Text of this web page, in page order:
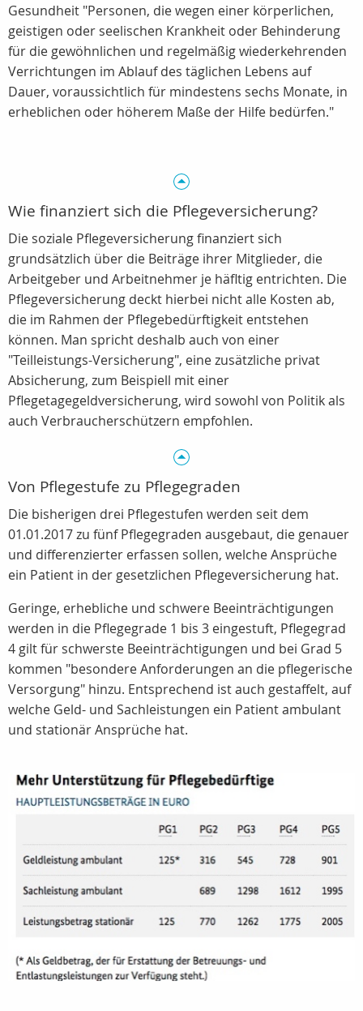
Gesundheit "Personen, die wegen einer körperlichen,
geistigen oder seelischen Krankheit oder Behinderung
für die gewöhnlichen und regelmäßig wiederkehrenden
Verrichtungen im Ablauf des täglichen Lebens auf
Dauer, voraussichtlich für mindestens sechs Monate, in
erheblichen oder höherem Maße der Hilfe bedürfen."
Wie finanziert sich die Pflegeversicherung?
Die soziale Pflegeversicherung finanziert sich
grundsätzlich über die Beiträge ihrer Mitglieder, die
Arbeitgeber und Arbeitnehmer je häfltig entrichten. Die
Pflegeversicherung deckt hierbei nicht alle Kosten ab,
die im Rahmen der Pflegebedürftigkeit entstehen
können. Man spricht deshalb auch von einer
"Teilleistungs-Versicherung", eine zusätzliche privat
Absicherung, zum Beispiell mit einer
Pflegetagegeldversicherung, wird sowohl von Politik als
auch Verbraucherschützern empfohlen.
Von Pflegestufe zu Pflegegraden
Die bisherigen drei Pflegestufen werden seit dem
01.01.2017 zu fünf Pflegegraden ausgebaut, die genauer
und differenzierter erfassen sollen, welche Ansprüche
ein Patient in der gesetzlichen Pflegeversicherung hat.
Geringe, erhebliche und schwere Beeinträchtigungen
werden in die Pflegegrade 1 bis 3 eingestuft, Pflegegrad
4 gilt für schwerste Beeinträchtigungen und bei Grad 5
kommen "besondere Anforderungen an die pflegerische
Versorgung" hinzu. Entsprechend ist auch gestaffelt, auf
welche Geld- und Sachleistungen ein Patient ambulant
und stationär Ansprüche hat.